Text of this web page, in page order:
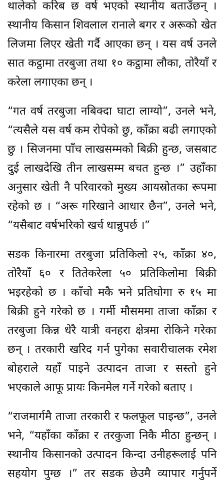
थालेको करिब छ वर्ष भएको स्थानीय बताउँछन् ।
स्थानीय किसान शिवलाल रानाले बगर र अरूको खेत
लिजमा लिएर खेती गर्दै आएका छन् । यस वर्ष उनले
सात कट्ठामा तरबुजा तथा १० कट्ठामा लौका, तोरैयाँ र
करेला लगाएका छन् ।
“गत वर्ष तरबुजा नबिक्दा घाटा लाग्यो”, उनले भने,
“त्यसैले यस वर्ष कम रोपेको छु, काँक्रा बढी लगाएको
छु । सिजनमा पाँच लाखसम्मको बिक्री हुन्छ, जसबाट
दुई लाखदेखि तीन लाखसम्म बचत हुन्छ ।” उहाँका
अनुसार खेती नै परिवारको मुख्य आयस्रोतका रूपमा
रहेको छ । “अरू गरिखाने आधार छैन”, उनले भने,
“यसैबाट वर्षभरिको खर्च धान्नुपर्छ ।”
सडक किनारमा तरबुजा प्रतिकिलो २५, काँक्रा ४०,
तोरैयाँ ६० र तितेकरेला ५० प्रतिकिलोमा बिक्री
भइरहेको छ । काँचो मकै भने प्रतिघोगा रु १५ मा
बिक्री हुने गरेको छ । गर्मी मौसममा ताजा काँक्रा र
तरबुजा किन्न धेरै यात्री वनहरा क्षेत्रमा रोकिने गरेका
छन् । तरकारी खरिद गर्न पुगेका सवारीचालक रमेश
बोहराले यहाँ पाइने उत्पादन ताजा र सस्तो हुने
भएकाले आफू प्रायः किनमेल गर्ने गरेको बताए ।
“राजमार्गमै ताजा तरकारी र फलफूल पाइन्छ”, उनले
भने, “यहाँका काँक्रा र तरकुजा निकै मीठा हुन्छन् ।
स्थानीय किसानको उत्पादन किन्दा उनीहरूलाई पनि
सहयोग पुग्छ ।” तर सडक छेउमै व्यापार गर्नुपर्ने